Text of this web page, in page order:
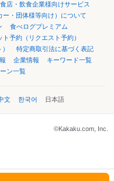
店・飲食企業様向けサービス
ー・団体様等向け）について
食べログプレミアム
ト予約（リクエスト予約）
特定商取引法に基づく表記
企業情報
キーワード一覧
ン一覧
文 한국어 日本語
©Kakaku.com, Inc.